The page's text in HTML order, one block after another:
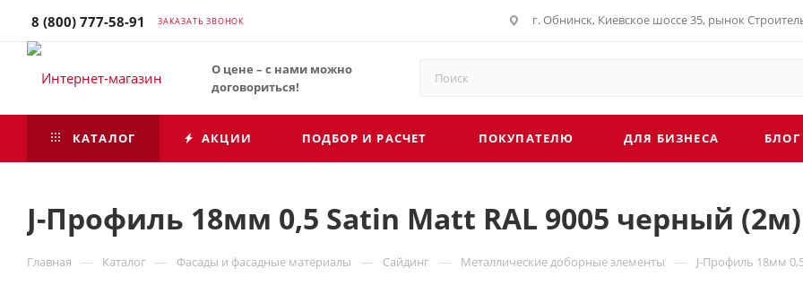
8 (800) 777-58-91 ЗАКАЗАТЬ ЗВОНОК г. Обнинск, Киевское шоссе 35, рынок
О цене – с нами можно
договориться!
КАТАЛОГ АКЦИИ ПОДБОР И РАСЧЕТ ПОКУПАТЕЛЮ ДЛЯ БИЗНЕСА БЛОГ
J-Профиль 18мм 0,5 Satin Matt RAL 9005 черный (2м)
Главная — Каталог — Фасады и фасадные материалы — Сайдинг — Металлические доборные элементы — J-Профиль 18мм